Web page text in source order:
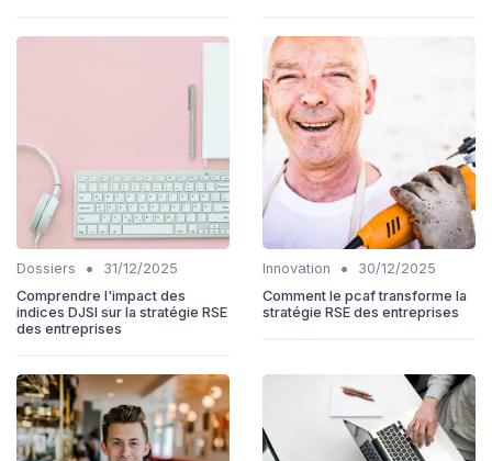
Dossiers •
31/12/2025
Comprendre l'impact des
indices DJSI sur la stratégie RSE
des entreprises
Innovation •
30/12/2025
Comment le pcaf transforme la
stratégie RSE des entreprises